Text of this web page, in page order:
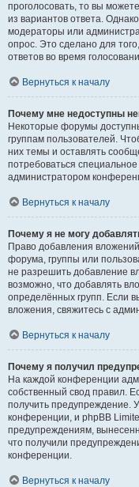
проголосовать, то вы
из вариантов ответа.
модераторы или
опрос. Это сделано для
ответов во время
Вернуться к началу
Почему мне недоступны
Некоторые форумы
группам пользователей.
них темы и оставлять
потребоваться
администратором
Вернуться к началу
Почему я не могу
Право добавления
форума, группы или
не разрешить добавление
возможно, что добавлять
определённых групп. Если
вложения, свяжитесь с
Вернуться к началу
Почему я получил
На каждой конференции
собственный свод правил.
получить предупреждение.
конференции, и phpBB
предупреждениям,
что получили
конференции.
Вернуться к началу